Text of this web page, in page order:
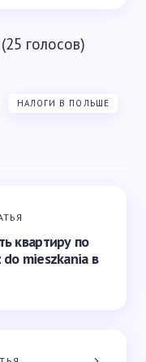
голосов)
НАЛОГИ В ПОЛЬШЕ
квартиру по
mieszkania в